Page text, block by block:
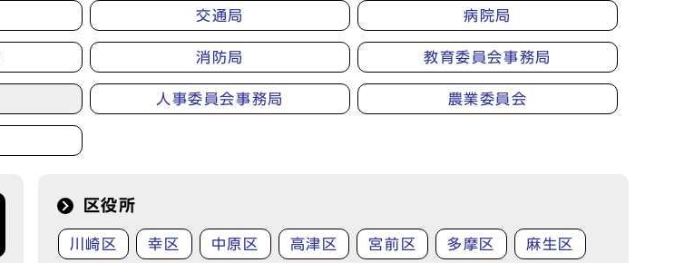
交通局 病院局
消防局 教育委員会事務局
人事委員会事務局 農業委員会
区役所
川崎区 幸区 中原区 高津区 宮前区 多摩区 麻生区